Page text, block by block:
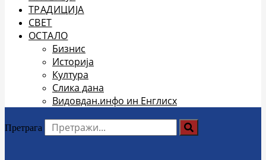
ТРАДИЦИЈА
СВЕТ
ОСТАЛО
Бизнис
Историја
Култура
Слика дана
Видовдан.инфо ин Енглисх
Претрага